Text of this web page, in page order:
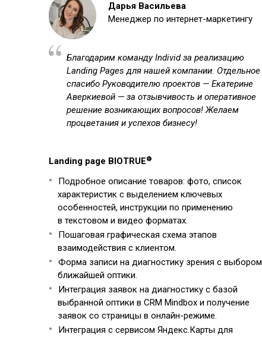
Дарья Васильева
Менеджер по интернет-маркетингу
Благодарим команду Individ за реализацию
Landing Pages для нашей компании. Отдельное
спасибо Руководителю проектов — Екатерине
Аверкиевой — за отзывчивость и оперативное
решение возникающих вопросов! Желаем
процветания и успехов бизнесу!
Landing page BIOTRUE®
Подробное описание товаров: фото, список
характеристик с выделением ключевых
особенностей, инструкции по применению
в текстовом и видео форматах.
Пошаговая графическая схема этапов
взаимодействия с клиентом.
Форма записи на диагностику зрения с выбором
ближайшей оптики.
Интеграция заявок на диагностику с базой
выбранной оптики в CRM Mindbox и получение
заявок со страницы в онлайн-режиме.
Интеграция с сервисом Яндекс.Карты для